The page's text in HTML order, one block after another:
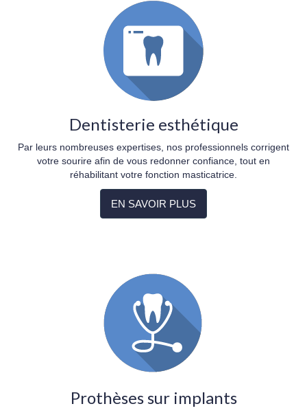
Dentisterie esthétique
Par leurs nombreuses expertises, nos professionnels corrigent
votre sourire afin de vous redonner confiance, tout en
réhabilitant votre fonction masticatrice.
EN SAVOIR PLUS
Prothèses sur implants